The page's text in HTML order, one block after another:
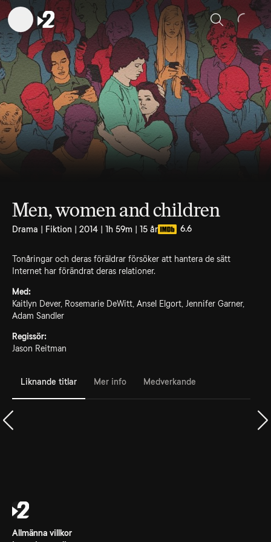
Sök
Men, women and children
Drama | Fiktion | 2014 | 1h 59m | 15 år 6.6
Tonåringar och deras föräldrar försöker att hantera de sätt
Internet har förändrat deras relationer.
Med:
Kaitlyn Dever, Rosemarie DeWitt, Ansel Elgort, Jennifer Garner,
Adam Sandler
Regissör:
Jason Reitman
Liknande titlar Mer info Medverkande
Allmänna villkor